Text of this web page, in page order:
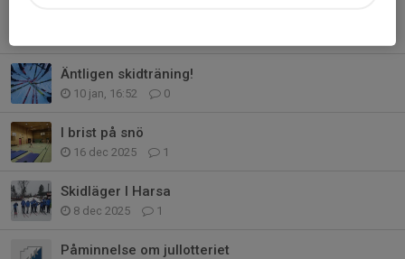
Äntligen skidträning!
10 jan, 16:52 0
I brist på snö
16 dec 2025 1
Skidläger I Harsa
8 dec 2025 1
Påminnelse om jullotteriet